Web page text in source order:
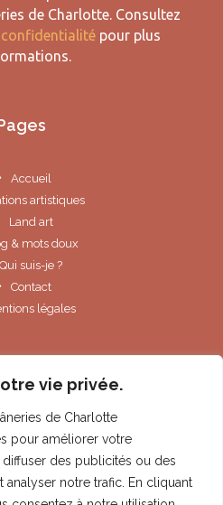
vie privée.
de Charlotte
pour améliorer votre
des publicités ou des
analyser notre trafic. En cliquant
de Charlotte. Consultez
pour plus
Accueil
artistiques
Land art
& mots doux
Qui suis-je ?
Contact
légales
et illustrations